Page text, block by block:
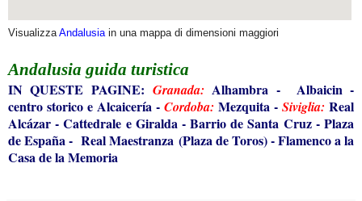
VisualizzaAndalusiain una mappa di dimensioni maggiori
Andalusia guida turistica
IN QUESTE PAGINE: Granada: Alhambra - Albaicin -
centro storico e Alcaicería - Cordoba: Mezquita - Siviglia: Real
Alcázar -Cattedrale e Giralda-Barrio de Santa Cruz-Plaza
de España-Real Maestranza (Plaza de Toros)-Flamenco a la
Casa de la Memoria